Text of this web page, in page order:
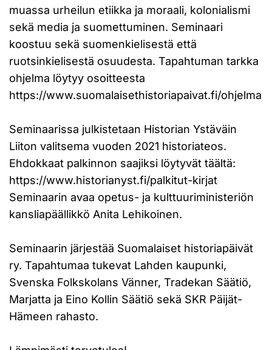
muassa urheilun etiikka ja moraali, kolonialismi
sekä media ja suomettuminen. Seminaari
koostuu sekä suomenkielisestä että
ruotsinkielisestä osuudesta. Tapahtuman tarkka
ohjelma löytyy osoitteesta
https://www.suomalaisethistoriapaivat.fi/ohjelma
Seminaarissa julkistetaan Historian Ystäväin
Liiton valitsema vuoden 2021 historiateos.
Ehdokkaat palkinnon saajiksi löytyvät täältä:
https://www.historianyst.fi/palkitut-kirjat
Seminaarin avaa opetus- ja kulttuuriministeriön
kansliapäällikkö Anita Lehikoinen.
Seminaarin järjestää Suomalaiset historiapäivät
ry. Tapahtumaa tukevat Lahden kaupunki,
Svenska Folkskolans Vänner, Tradekan Säätiö,
Marjatta ja Eino Kollin Säätiö sekä SKR Päijät-
Hämeen rahasto.